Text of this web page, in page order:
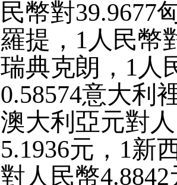
民幣對39.9677
羅提，1人民幣
瑞典克朗，1人
0.58574意大利
澳大利亞元對
5.1936元，1新
對人民幣4.8842